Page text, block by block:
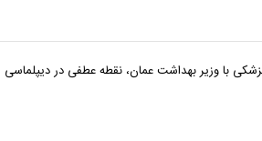
با وزیر بهداشت عمان، نقطه عطفی در